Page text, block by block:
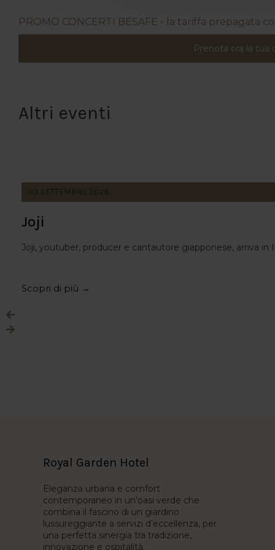
PROMO CONCERTI BESAFE - la tariffa prepagata
Prenota ora la tua
Altri eventi
Joji
Joji, youtuber, producer e cantautore giapponese, arriva in
Scopri di più →
Royal Garden Hotel
Eleganza urbana e comfort
contemporaneo in un’oasi verde che
combina il fascino di un giardino
lussureggiante a servizi d’eccellenza, per
una perfetta sinergia tra tradizione,
innovazione e ospitalità.